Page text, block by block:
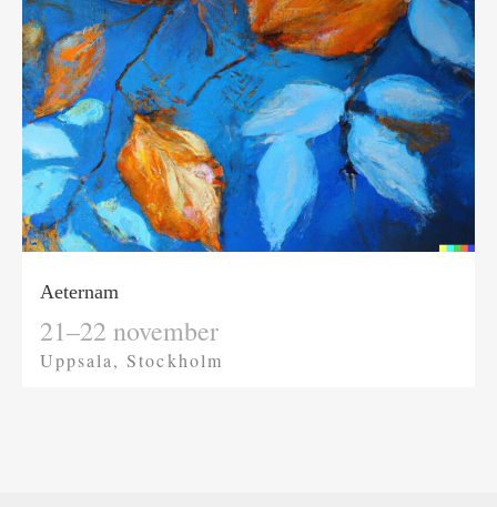
Aeternam
21–22 november
Uppsala, Stockholm